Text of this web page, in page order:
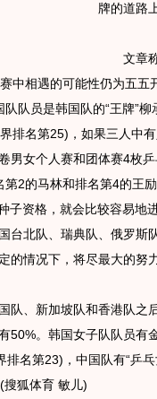
牌的道路
文章称
中相遇的可能性仍为五五
队员是韩国队的“王牌”
排名第25)，如果三人中
男女个人赛和团体赛4枚
2的马林和排名第4的王
子资格，就会比较容易地
台北队、瑞典队、俄罗斯
的情况下，将尽最大的努
、新加坡队和香港队之
50%。韩国女子队队员有
名第23)，中国队有“乒
狐体育 敏儿)